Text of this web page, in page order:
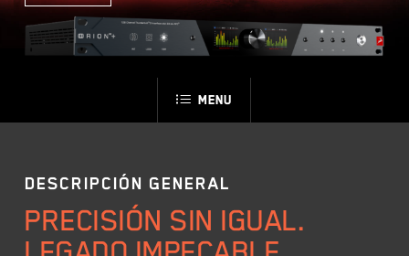
Menu
DESCRIPCIÓN GENERAL
PRECISIÓN SIN IGUAL.